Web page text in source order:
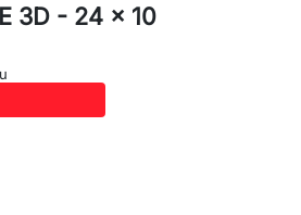
3D - 24 x 10